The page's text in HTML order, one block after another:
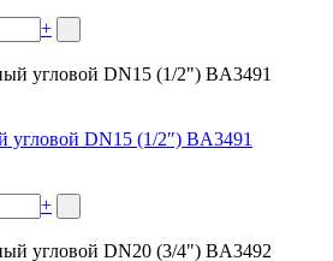
+
угловой DN15 (1/2″) BA3491
+